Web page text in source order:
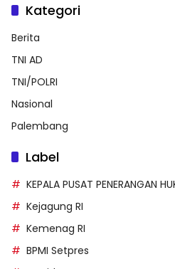
Kategori
Berita
TNI AD
TNI/POLRI
Nasional
Palembang
Label
KEPALA PUSAT PENERANGAN
Kejagung RI
Kemenag RI
BPMI Setpres